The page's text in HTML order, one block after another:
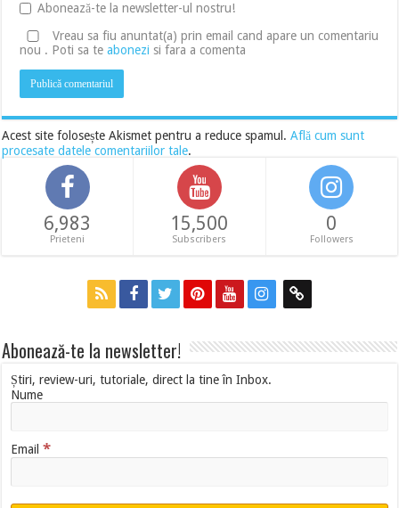
Abonează-te la newsletter-ul nostru!
Vreau sa fiu anuntat(a) prin email cand apare un comentariu
nou . Poti sa teabonezi si fara a comenta
Acest site folosește Akismet pentru a reduce spamul.Află cum sunt
procesate datele comentariilor tale.
6,983
Prieteni
15,500
Subscribers
0
Followers
Abonează-te la newsletter!
Știri, review-uri, tutoriale, direct la tine în Inbox.
Nume
Email*